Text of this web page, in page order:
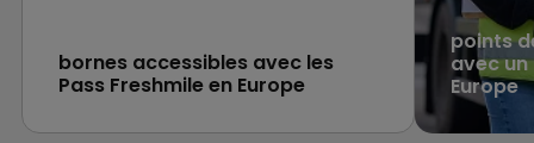
bornes accessibles avec les
Pass Freshmile en Europe
points
avec un
Europe